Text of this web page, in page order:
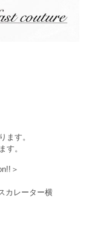
ます。
す。
＞
カレーター横